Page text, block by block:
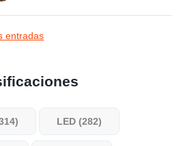
entradas
LED (282)